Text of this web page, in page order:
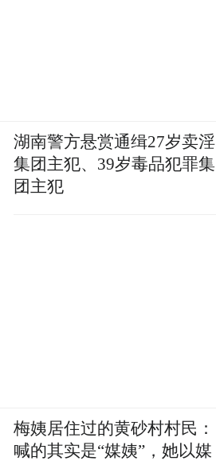
湖南警方悬赏通缉27岁卖淫
集团主犯、39岁毒品犯罪集
团主犯
梅姨居住过的黄砂村村民：
喊的其实是“媒姨”，她以媒